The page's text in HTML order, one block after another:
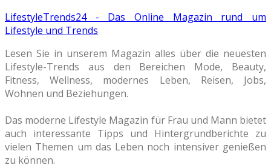
LifestyleTrends24 - Das Online Magazin rund um
Lifestyle und Trends
Lesen Sie in unserem Magazin alles über die neuesten
Lifestyle-Trends aus den Bereichen Mode, Beauty,
Fitness, Wellness, modernes Leben, Reisen, Jobs,
Wohnen und Beziehungen.
Das moderne Lifestyle Magazin für Frau und Mann bietet
auch interessante Tipps und Hintergrundberichte zu
vielen Themen um das Leben noch intensiver genießen
zu können.